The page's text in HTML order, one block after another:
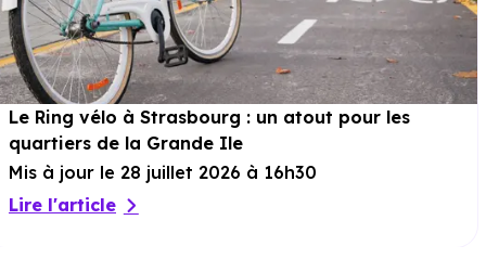
Le Ring vélo à Strasbourg : un atout pour les
quartiers de la Grande Ile
Mis à jour le 28 juillet 2026 à 16h30
Lire l'article